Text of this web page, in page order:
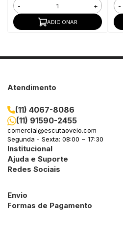
- +
ADICIONAR
-
Atendimento
(11) 4067-8086
(11) 91590-2455
comercial@escutaoveio.com
Segunda - Sexta: 08:00 ~ 17:30
Institucional
Ajuda e Suporte
Redes Sociais
Envio
Formas de Pagamento